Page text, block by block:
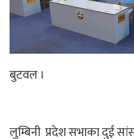
बुटवल ।
लुम्बिनी प्रदेश सभाका दुई